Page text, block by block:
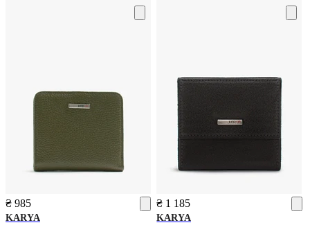
₴ 985
KARYA
₴ 1 185
KARYA